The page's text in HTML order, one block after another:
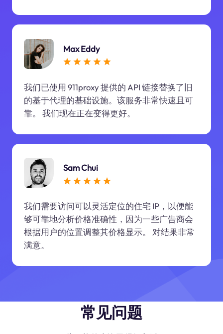
Max Eddy
我们已使用 911proxy 提供的 API 链接替换了旧
的基于代理的基础设施。该服务非常快速且可
靠。 我们现在正在变得更好。
Sam Chui
我们需要访问可以灵活定位的住宅 IP，以便能
够可靠地分析价格准确性，因为一些广告商会
根据用户的位置调整其价格显示。 对结果非常
满意。
常见问题